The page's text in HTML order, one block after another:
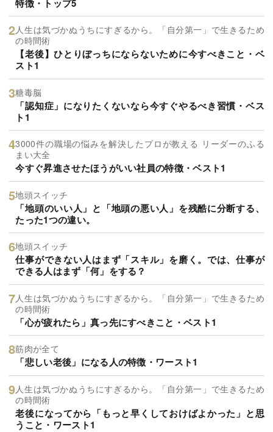
特徴・トップ5
人生は気づかぬうちにすぎるから。「自分第一」で生きるため
の時間術
【老後】ひとりぼっちにならないために今すべきこと・ベ
スト1
糖毒脳
「認知症」になりたくないなら今すぐやるべき習慣・ベス
ト1
3000件の職場の悩みを解決したプロが教える リーダーのふる
まい大全
今すぐ昇進させたほうがいい社員の特徴・ベスト1
地頭スイッチ
「地頭のいい人」と「地頭の悪い人」を残酷に分断する、
たった1つの違い。
地頭スイッチ
仕事ができない人はまず「スキル」を磨く。では、仕事が
できる人はまず「何」をする？
人生は気づかぬうちにすぎるから。「自分第一」で生きるため
の時間術
「心が疲れたら」真っ先にすべきこと・ベスト1
筋肉が全て
「悲しい老後」になる人の特徴・ワースト1
人生は気づかぬうちにすぎるから。「自分第一」で生きるため
の時間術
老後になってから「もっと早くしておけばよかった」と思
うこと・ワースト1